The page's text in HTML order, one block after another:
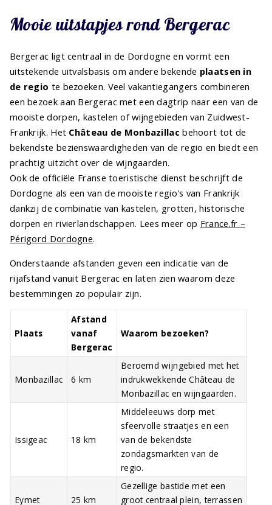
Mooie uitstapjes rond Bergerac
Bergerac ligt centraal in de Dordogne en vormt een
uitstekende uitvalsbasis om andere bekende plaatsen in
de regio te bezoeken. Veel vakantiegangers combineren
een bezoek aan Bergerac met een dagtrip naar een van de
mooiste dorpen, kastelen of wijngebieden van Zuidwest-
Frankrijk. Het Château de Monbazillac behoort tot de
bekendste bezienswaardigheden van de regio en biedt een
prachtig uitzicht over de wijngaarden.
Ook de officiële Franse toeristische dienst beschrijft de
Dordogne als een van de mooiste regio's van Frankrijk
dankzij de combinatie van kastelen, grotten, historische
dorpen en rivierlandschappen. Lees meer op France.fr –
Périgord Dordogne.
Onderstaande afstanden geven een indicatie van de
rijafstand vanuit Bergerac en laten zien waarom deze
bestemmingen zo populair zijn.
Plaats
Afstand
vanaf
Bergerac
Waarom bezoeken?
Monbazillac 6 km
Beroemd wijngebied met het
indrukwekkende Château de
Monbazillac en wijngaarden.
Issigeac 18 km
Middeleeuws dorp met
sfeervolle straatjes en een
van de bekendste
zondagsmarkten van de
regio.
Eymet 25 km
Gezellige bastide met een
groot centraal plein, terrassen